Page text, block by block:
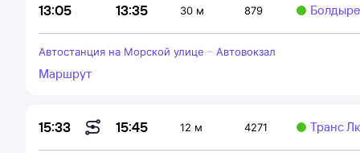
13:05 13:35 30 м 879
Автостанция на Морской улице – Автовокзал
Маршрут
15:33 15:45 12 м 4271 Транс